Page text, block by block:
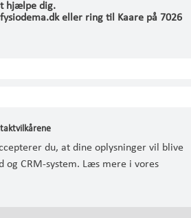
hjælpe dig.
eller ring til Kaare på 7026
du, at dine oplysninger vil blive
og CRM-system. Læs mere i vores